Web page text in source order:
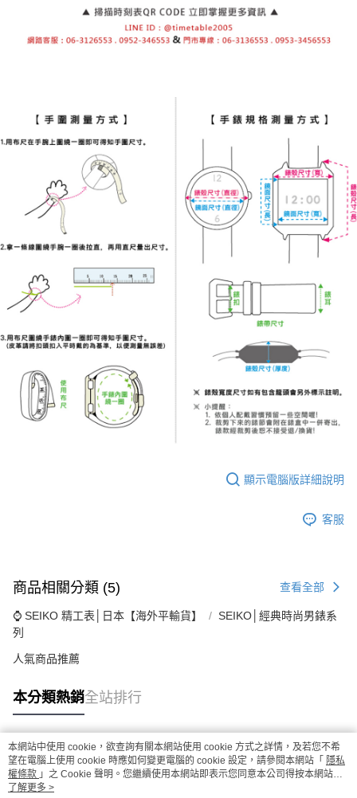
顯示電腦版詳細說明
客服
商品相關分類 (5) 查看全部
⌚ SEIKO 精工表│日本【海外平輸貨】
SEIKO│經典時尚男錶系
列
人氣商品推薦
本分類熱銷全站排行
熱門標籤
本網站中使用 cookie，欲查詢有關本網站使用 cookie 方式之詳情，及若您不希
望在電腦上使用 cookie 時應如何變更電腦的 cookie 設定，請參閱本網站「 隱私
權條款 」之 Cookie 聲明。您繼續使用本網站即表示您同意本公司得按本網站使
用條款之 Cookie 聲明使用 cookie。
了解更多 >